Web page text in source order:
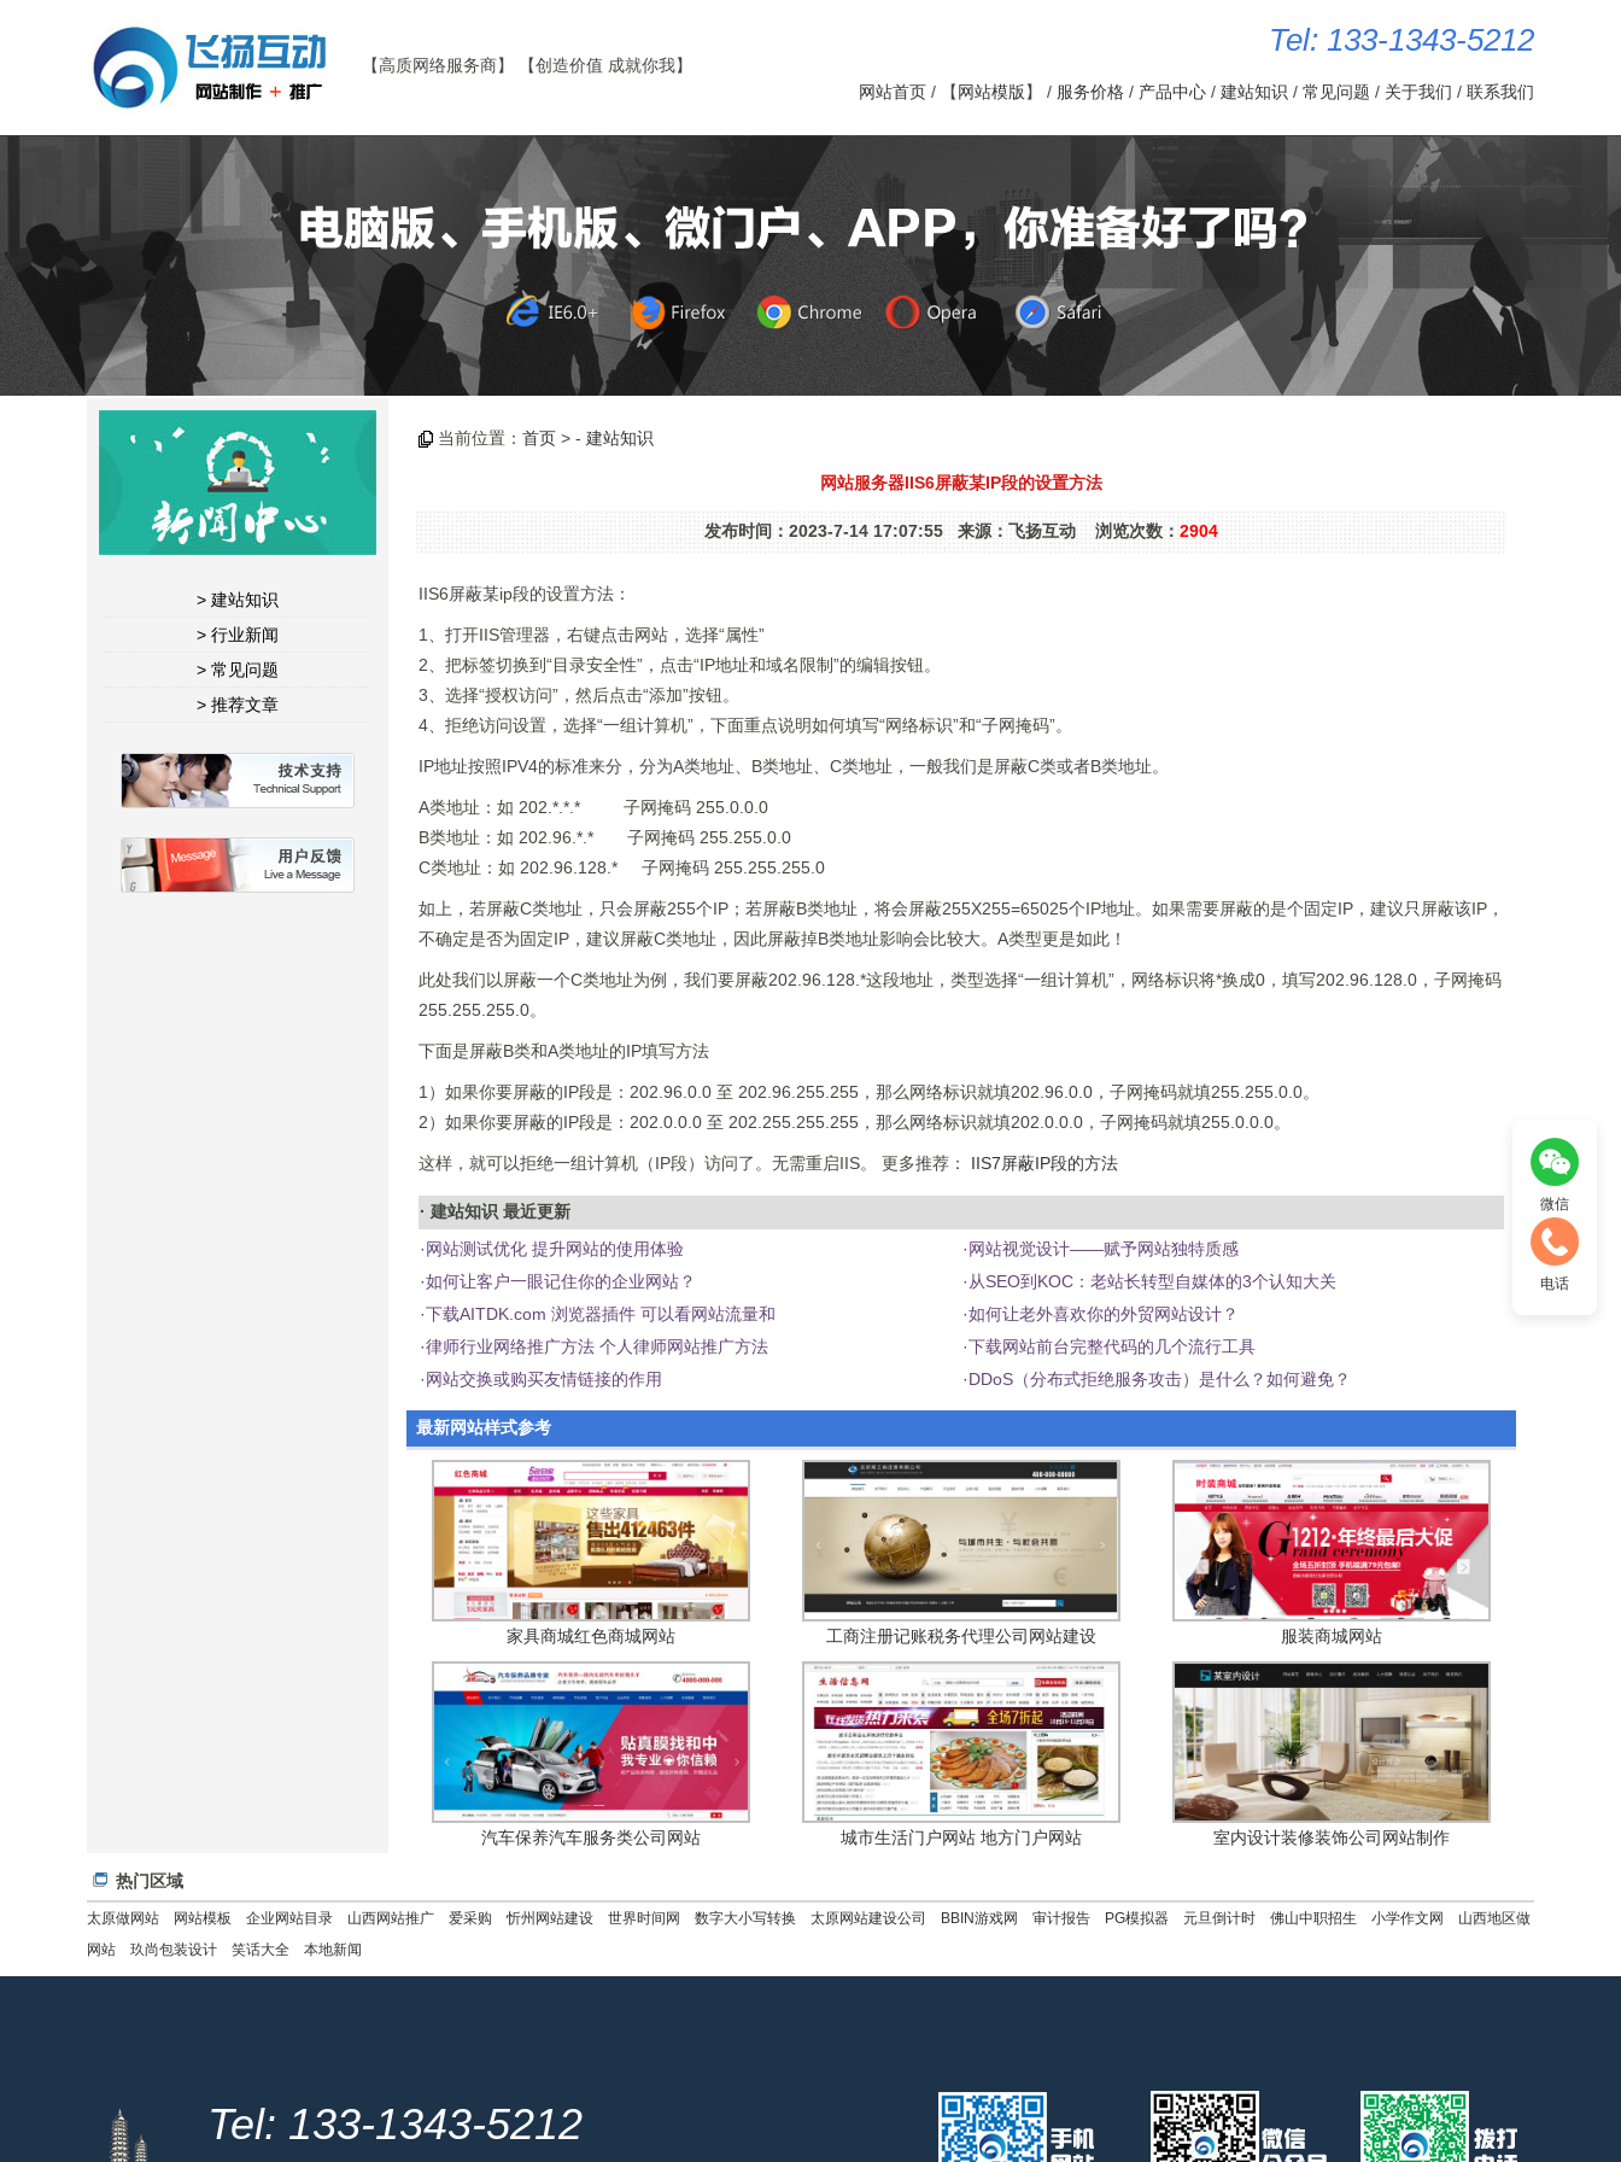
【高质网络服务商】 【创造价值 成就你我】
Tel: 133-1343-5212
网站首页 / 【网站模版】 / 服务价格 / 产品中心 / 建站知识 / 常见问题 / 关于我们 / 联系我们
> 建站知识
> 行业新闻
> 常见问题
> 推荐文章
当前位置： 首页 > - 建站知识
网站服务器IIS6屏蔽某IP段的设置方法
发布时间：2023-7-14 17:07:55 来源：飞扬互动 浏览次数： 2904
IIS6屏蔽某ip段的设置方法：
1、打开IIS管理器，右键点击网站，选择“属性”
2、把标签切换到“目录安全性”，点击“IP地址和域名限制”的编辑按钮。
3、选择“授权访问”，然后点击“添加”按钮。
4、拒绝访问设置，选择“一组计算机”，下面重点说明如何填写“网络标识”和“子网掩码”。
IP地址按照IPV4的标准来分，分为A类地址、B类地址、C类地址，一般我们是屏蔽C类或者B类地址。
A类地址：如 202.*.*.* 子网掩码 255.0.0.0
B类地址：如 202.96.*.* 子网掩码 255.255.0.0
C类地址：如 202.96.128.* 子网掩码 255.255.255.0
如上，若屏蔽C类地址，只会屏蔽255个IP；若屏蔽B类地址，将会屏蔽255X255=65025个IP地址。如果需要屏蔽的是个固定IP，建议只屏蔽该IP，
不确定是否为固定IP，建议屏蔽C类地址，因此屏蔽掉B类地址影响会比较大。A类型更是如此！
此处我们以屏蔽一个C类地址为例，我们要屏蔽202.96.128.*这段地址，类型选择“一组计算机”，网络标识将*换成0，填写202.96.128.0，子网掩码
255.255.255.0。
下面是屏蔽B类和A类地址的IP填写方法
1）如果你要屏蔽的IP段是：202.96.0.0 至 202.96.255.255，那么网络标识就填202.96.0.0，子网掩码就填255.255.0.0。
2）如果你要屏蔽的IP段是：202.0.0.0 至 202.255.255.255，那么网络标识就填202.0.0.0，子网掩码就填255.0.0.0。
这样，就可以拒绝一组计算机（IP段）访问了。无需重启IIS。 更多推荐： IIS7屏蔽IP段的方法
· 建站知识 最近更新
·网站测试优化 提升网站的使用体验 ·网站视觉设计——赋予网站独特质感
·如何让客户一眼记住你的企业网站？ · 从SEO到KOC：老站长转型自媒体的3个认知大关
·下载AITDK.com 浏览器插件 可以看网站流量和 ·如何让老外喜欢你的外贸网站设计？
·律师行业网络推广方法 个人律师网站推广方法 ·下载网站前台完整代码的几个流行工具
·网站交换或购买友情链接的作用 ·DDoS（分布式拒绝服务攻击）是什么？如何避免？
最新网站样式参考
家具商城红色商城网站 工商注册记账税务代理公司网站建设 服装商城网站
汽车保养汽车服务类公司网站 城市生活门户网站 地方门户网站 室内设计装修装饰公司网站制作
热门区域
太原做网站 网站模板 企业网站目录 山西网站推广 爱采购 忻州网站建设 世界时间网 数字大小写转换 太原网站建设公司 BBIN游戏网 审计报告 PG模拟器 元旦倒计时 佛山中职招生 小学作文网
山西地区做
网站
玖尚包装设计 笑话大全 本地新闻
Tel: 133-1343-5212
微信
电话